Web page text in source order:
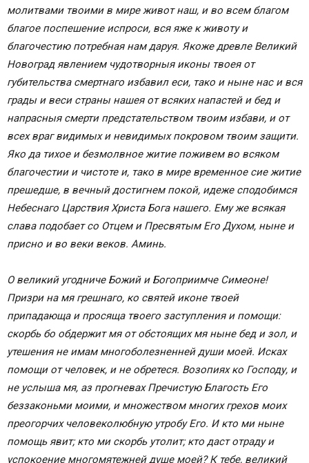
молитвами твоими в мире живот наш, и во всем благом
благое поспешение испроси, вся яже к животу и
благочестию потребная нам даруя. Якоже древле Великий
Новоград явлением чудотворныя иконы твоея от
губительства смертнаго избавил еси, тако и ныне нас и вся
грады и веси страны нашея от всяких напастей и бед и
напрасныя смерти предстательством твоим избави, и от
всех враг видимых и невидимых покровом твоим защити.
Яко да тихое и безмолвное житие поживем во всяком
благочестии и чистоте и, тако в мире временное сие житие
прешедше, в вечный достигнем покой, идеже сподобимся
Небеснаго Царствия Христа Бога нашего. Ему же всякая
слава подобает со Отцем и Пресвятым Его Духом, ныне и
присно и во веки веков. Аминь.
О великий угодниче Божий и Богоприимче Симеоне!
Призри на мя грешнаго, ко святей иконе твоей
припадающа и просяща твоего заступления и помощи:
скорбь бо обдержит мя от обстоящих мя ныне бед и зол, и
утешения не имам многоболезненней души моей. Исках
помощи от человек, и не обретеся. Возопиях ко Господу, и
не услыша мя, аз прогневах Пречистую Благость Его
беззаконьми моими, и множеством многих грехов моих
преогорчих человеколюбную утробу Его. И кто ми ныне
помощь явит; кто ми скорбь утолит; кто даст отраду и
успокоение многомятежней душе моей? К тебе, великий